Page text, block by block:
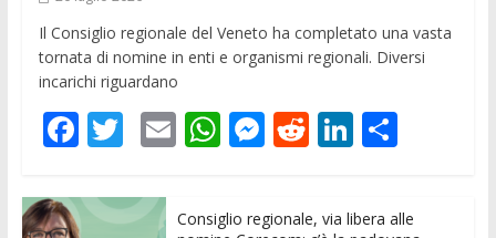
Il Consiglio regionale del Veneto ha completato una vasta
tornata di nomine in enti e organismi regionali. Diversi
incarichi riguardano
F
e
T
itt
E W
at
M R Li
k
C
n
Consiglio regionale, via libera alle